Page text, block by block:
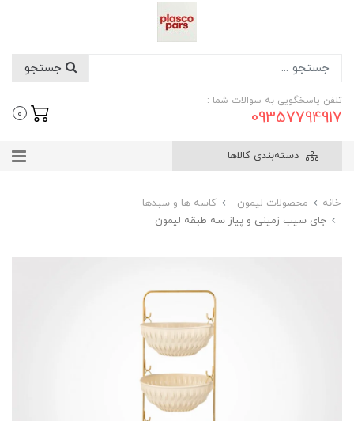
تلفن پاسخگویی به سوالات شما :
09357794917
0
دسته‌بندی کالاها
خانه محصولات لیمون
کاسه ها و سبدها
جای سیب زمینی و پیاز سه طبقه لیمون